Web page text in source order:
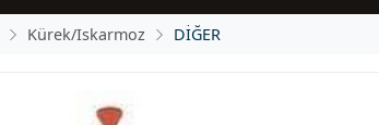
Kürek/Iskarmoz DİĞER